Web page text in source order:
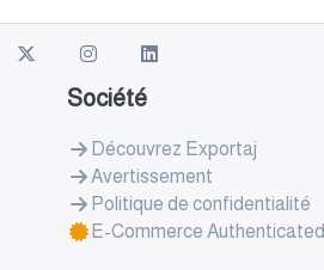
Société
Découvrez Exportaj
Avertissement
Politique de confidentialité
E-Commerce Authenticated